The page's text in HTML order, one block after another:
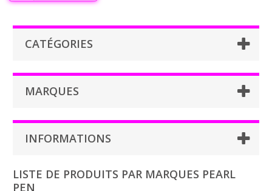
CATÉGORIES
MARQUES
INFORMATIONS
LISTE DE PRODUITS PAR MARQUES PEARL
PEN